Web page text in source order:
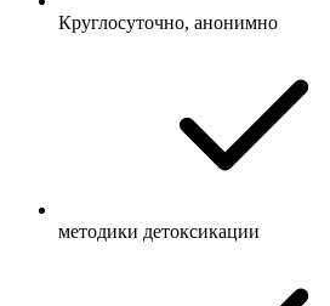
Круглосуточно, анонимно
методики детоксикации